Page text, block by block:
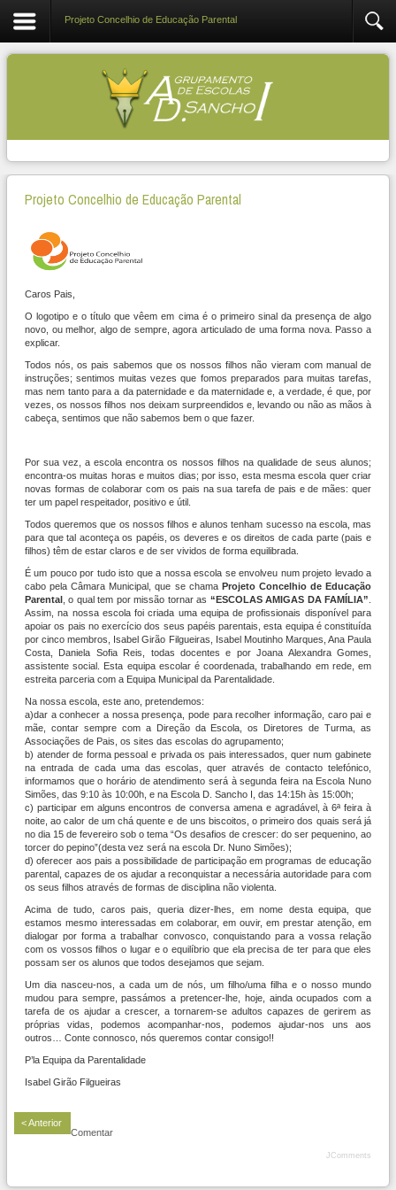
Projeto Concelhio de Educação Parental
Projeto Concelhio de Educação Parental
Caros Pais,
O logotipo e o título que vêem em cima é o primeiro sinal da presença de algo
novo, ou melhor, algo de sempre, agora articulado de uma forma nova. Passo a
explicar.
Todos nós, os pais sabemos que os nossos filhos não vieram com manual de
instruções; sentimos muitas vezes que fomos preparados para muitas tarefas,
mas nem tanto para a da paternidade e da maternidade e, a verdade, é que, por
vezes, os nossos filhos nos deixam surpreendidos e, levando ou não as mãos à
cabeça, sentimos que não sabemos bem o que fazer.
Por sua vez, a escola encontra os nossos filhos na qualidade de seus alunos;
encontra-os muitas horas e muitos dias; por isso, esta mesma escola quer criar
novas formas de colaborar com os pais na sua tarefa de pais e de mães: quer
ter um papel respeitador, positivo e útil.
Todos queremos que os nossos filhos e alunos tenham sucesso na escola, mas
para que tal aconteça os papéis, os deveres e os direitos de cada parte (pais e
filhos) têm de estar claros e de ser vividos de forma equilibrada.
É um pouco por tudo isto que a nossa escola se envolveu num projeto levado a
cabo pela Câmara Municipal, que se chama Projeto Concelhio de Educação
Parental , o qual tem por missão tornar as “ESCOLAS AMIGAS DA FAMÍLIA”.
Assim, na nossa escola foi criada uma equipa de profissionais disponível para
apoiar os pais no exercício dos seus papéis parentais, esta equipa é constituída
por cinco membros, Isabel Girão Filgueiras, Isabel Moutinho Marques, Ana Paula
Costa, Daniela Sofia Reis, todas docentes e por Joana Alexandra Gomes,
assistente social. Esta equipa escolar é coordenada, trabalhando em rede, em
estreita parceria com a Equipa Municipal da Parentalidade.
Na nossa escola, este ano, pretendemos:
a)dar a conhecer a nossa presença, pode para recolher informação, caro pai e
mãe, contar sempre com a Direção da Escola, os Diretores de Turma, as
Associações de Pais, os sites das escolas do agrupamento;
b) atender de forma pessoal e privada os pais interessados, quer num gabinete
na entrada de cada uma das escolas, quer através de contacto telefónico,
informamos que o horário de atendimento será à segunda feira na Escola Nuno
Simões, das 9:10 às 10:00h, e na Escola D. Sancho I, das 14:15h às 15:00h;
c) participar em alguns encontros de conversa amena e agradável, à 6ª feira à
noite, ao calor de um chá quente e de uns biscoitos, o primeiro dos quais será já
no dia 15 de fevereiro sob o tema “Os desafios de crescer: do ser pequenino, ao
torcer do pepino”(desta vez será na escola Dr. Nuno Simões);
d) oferecer aos pais a possibilidade de participação em programas de educação
parental, capazes de os ajudar a reconquistar a necessária autoridade para com
os seus filhos através de formas de disciplina não violenta.
Acima de tudo, caros pais, queria dizer-lhes, em nome desta equipa, que
estamos mesmo interessadas em colaborar, em ouvir, em prestar atenção, em
dialogar por forma a trabalhar convosco, conquistando para a vossa relação
com os vossos filhos o lugar e o equilíbrio que ela precisa de ter para que eles
possam ser os alunos que todos desejamos que sejam.
Um dia nasceu-nos, a cada um de nós, um filho/uma filha e o nosso mundo
mudou para sempre, passámos a pretencer-lhe, hoje, ainda ocupados com a
tarefa de os ajudar a crescer, a tornarem-se adultos capazes de gerirem as
próprias vidas, podemos acompanhar-nos, podemos ajudar-nos uns aos
outros… Conte connosco, nós queremos contar consigo!!
P’la Equipa da Parentalidade
Isabel Girão Filgueiras
< Anterior
Comentar
JComments